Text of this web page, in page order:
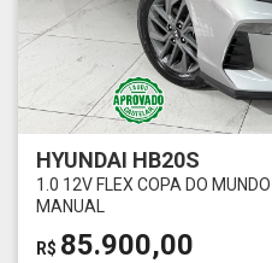
HYUNDAI HB20S
1.0 12V FLEX COPA DO
MANUAL
R$ 85.900,00